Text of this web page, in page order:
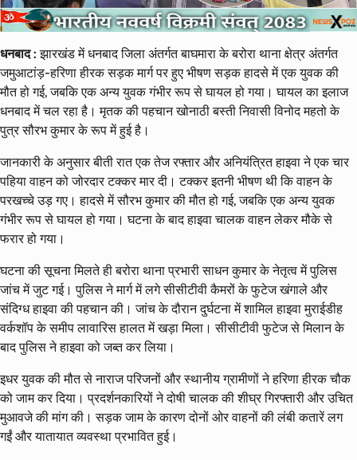
धनबाद :झारखंड में धनबाद जिला अंतर्गत बाघमारा के बरोरा थाना क्षेत्र अंतर्गत
जमुआटांड़-हरिणा हीरक सड़क मार्ग पर हुए भीषण सड़क हादसे में एक युवक की
मौत हो गई, जबकि एक अन्य युवक गंभीर रूप से घायल हो गया। घायल का इलाज
धनबाद में चल रहा है। मृतक की पहचान खोनाठी बस्ती निवासी विनोद महतो के
पुत्र सौरभ कुमार के रूप में हुई है।
जानकारी के अनुसार बीती रात एक तेज रफ्तार और अनियंत्रित हाइवा ने एक चार
पहिया वाहन को जोरदार टक्कर मार दी। टक्कर इतनी भीषण थी कि वाहन के
परखच्चे उड़ गए। हादसे में सौरभ कुमार की मौत हो गई, जबकि एक अन्य युवक
गंभीर रूप से घायल हो गया। घटना के बाद हाइवा चालक वाहन लेकर मौके से
फरार हो गया।
घटना की सूचना मिलते ही बरोरा थाना प्रभारी साधन कुमार के नेतृत्व में पुलिस
जांच में जुट गई। पुलिस ने मार्ग में लगे सीसीटीवी कैमरों के फुटेज खंगाले और
संदिग्ध हाइवा की पहचान की। जांच के दौरान दुर्घटना में शामिल हाइवा मुराईडीह
वर्कशॉप के समीप लावारिस हालत में खड़ा मिला। सीसीटीवी फुटेज से मिलान के
बाद पुलिस ने हाइवा को जब्त कर लिया।
इधर युवक की मौत से नाराज परिजनों और स्थानीय ग्रामीणों ने हरिणा हीरक चौक
को जाम कर दिया। प्रदर्शनकारियों ने दोषी चालक की शीघ्र गिरफ्तारी और उचित
मुआवजे की मांग की। सड़क जाम के कारण दोनों ओर वाहनों की लंबी कतारें लग
गईं और यातायात व्यवस्था प्रभावित हुई।